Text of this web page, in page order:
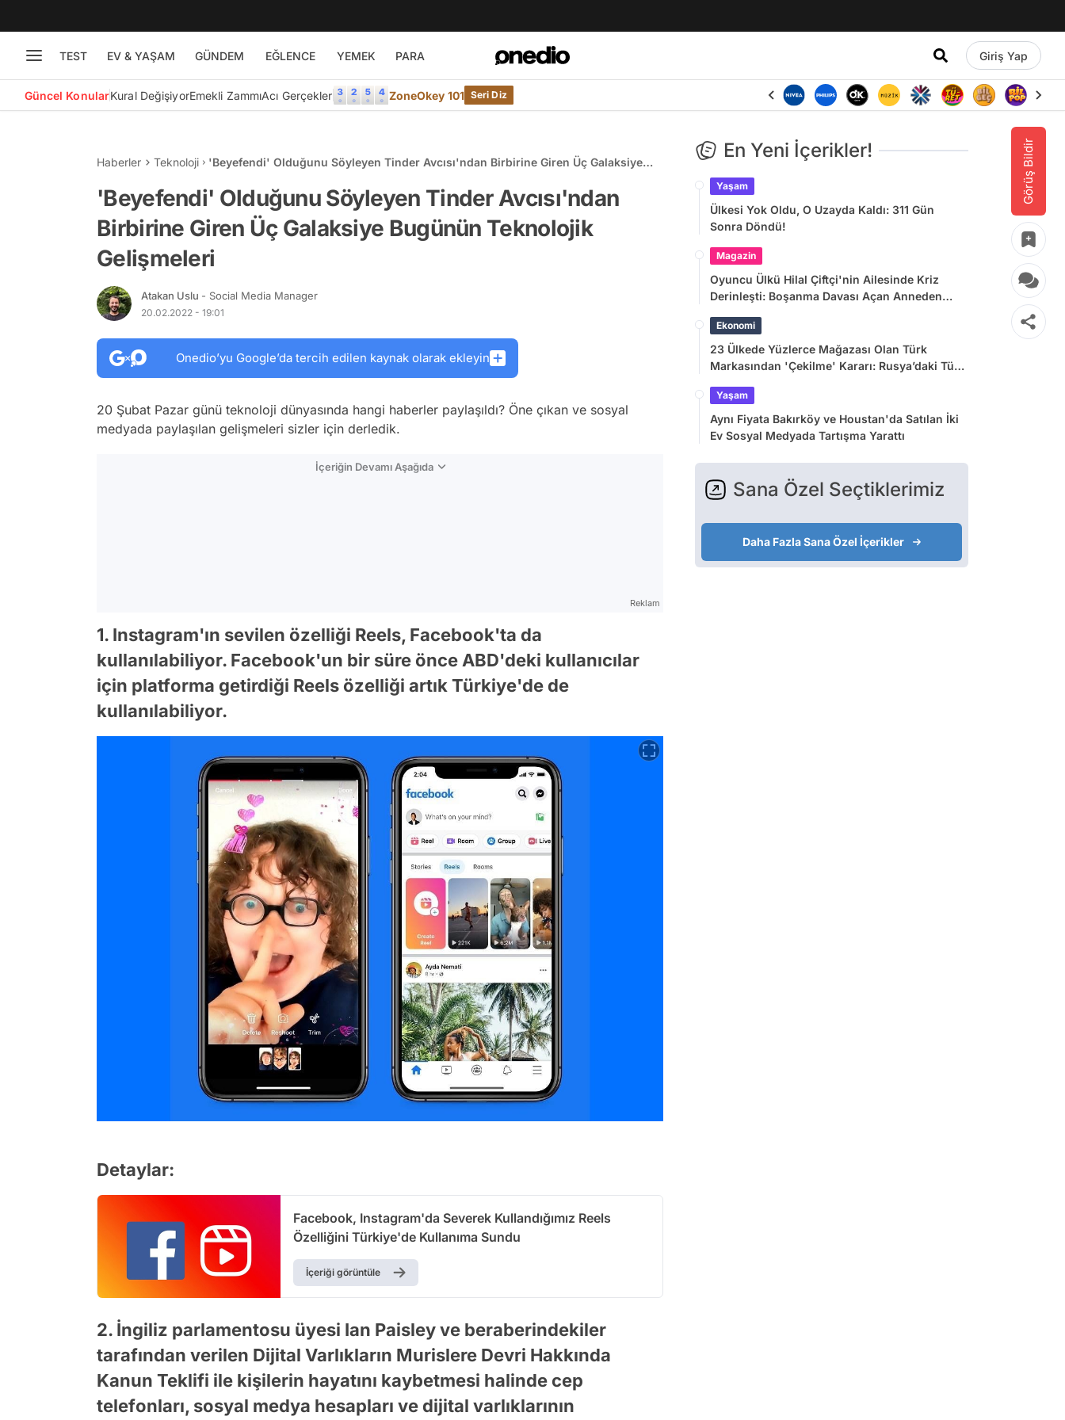
TEST EV & YAŞAM GÜNDEM EĞLENCE YEMEK PARA Giriş Yap
Güncel KonularKural DeğişiyorEmekli ZammıAcı Gerçekler ZoneOkey 101 Seri Diz
Görüş Bildir
Haberler Teknoloji
'Beyefendi' Olduğunu Söyleyen Tinder Avcısı'ndan Birbirine Giren Üç Galaksiye
'Beyefendi' Olduğunu Söyleyen Tinder Avcısı'ndan
Birbirine Giren Üç Galaksiye Bugünün Teknolojik
Gelişmeleri
Atakan Uslu - Social Media Manager
20.02.2022 - 19:01
Onedio’yu Google’da tercih edilen kaynak olarak ekleyin
20 Şubat Pazar günü teknoloji dünyasında hangi haberler paylaşıldı? Öne çıkan ve sosyal
medyada paylaşılan gelişmeleri sizler için derledik.
İçeriğin Devamı Aşağıda
Reklam
1. Instagram'ın sevilen özelliği Reels, Facebook'ta da
kullanılabiliyor. Facebook'un bir süre önce ABD'deki kullanıcılar
için platforma getirdiği Reels özelliği artık Türkiye'de de
kullanılabiliyor.
Detaylar:
Facebook, Instagram'da Severek Kullandığımız Reels
Özelliğini Türkiye'de Kullanıma Sundu
İçeriği görüntüle
2. İngiliz parlamentosu üyesi Ian Paisley ve beraberindekiler
tarafından verilen Dijital Varlıkların Murislere Devri Hakkında
Kanun Teklifi ile kişilerin hayatını kaybetmesi halinde cep
telefonları, sosyal medya hesapları ve dijital varlıklarının
En Yeni İçerikler!
Yaşam
Ülkesi Yok Oldu, O Uzayda Kaldı: 311 Gün
Sonra Döndü!
Magazin
Oyuncu Ülkü Hilal Çiftçi'nin Ailesinde Kriz
Derinleşti: Boşanma Davası Açan Anneden
Ekonomi
23 Ülkede Yüzlerce Mağazası Olan Türk
Markasından 'Çekilme' Kararı: Rusya’daki Tüm
Yaşam
Aynı Fiyata Bakırköy ve Houstan'da Satılan İki
Ev Sosyal Medyada Tartışma Yarattı
Sana Özel Seçtiklerimiz
Daha Fazla Sana Özel İçerikler